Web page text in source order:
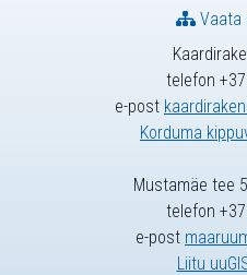
telefon
e-post
Korduma
Vaata
Mustamäe tee
telefon
e-post
Liitu